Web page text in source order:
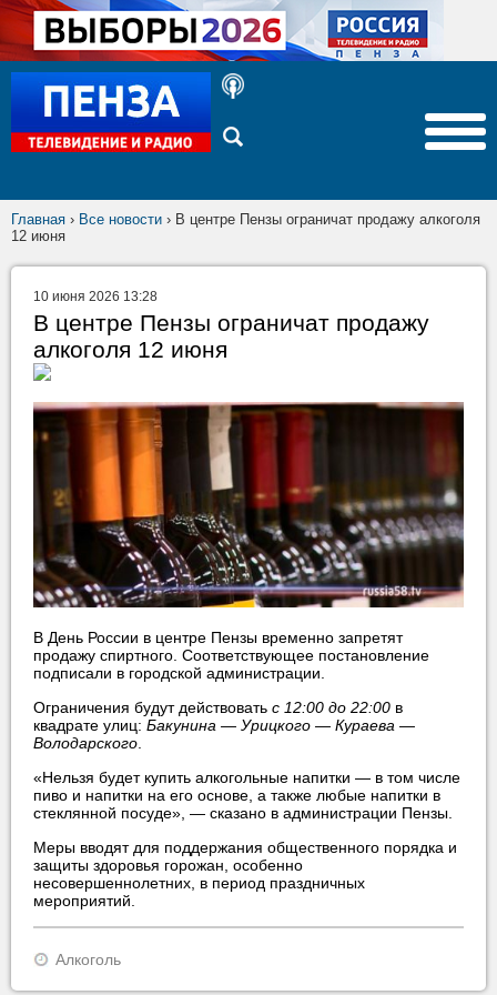
Главная › Все новости › В центре Пензы ограничат продажу алкоголя
12 июня
10 июня 2026 13:28
В центре Пензы ограничат продажу
алкоголя 12 июня
В День России в центре Пензы временно запретят
продажу спиртного. Соответствующее постановление
подписали в городской администрации.
Ограничения будут действовать с 12:00 до 22:00 в
квадрате улиц: Бакунина — Урицкого — Кураева —
Володарского.
«Нельзя будет купить алкогольные напитки — в том числе
пиво и напитки на его основе, а также любые напитки в
стеклянной посуде», — сказано в администрации Пензы.
Меры вводят для поддержания общественного порядка и
защиты здоровья горожан, особенно
несовершеннолетних, в период праздничных
мероприятий.
Алкоголь